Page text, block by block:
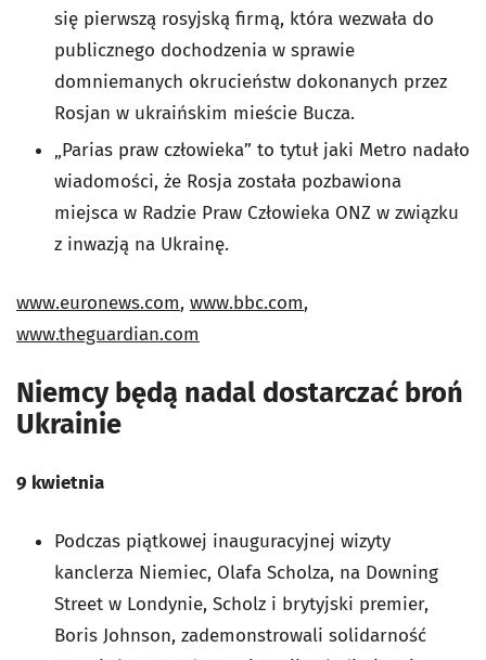
się pierwszą rosyjską firmą, która wezwała do
publicznego dochodzenia w sprawie
domniemanych okrucieństw dokonanych przez
Rosjan w ukraińskim mieście Bucza.
„Parias praw człowieka” to tytuł jaki Metro nadało
wiadomości, że Rosja została pozbawiona
miejsca w Radzie Praw Człowieka ONZ w związku
z inwazją na Ukrainę.
www.euronews.com, www.bbc.com,
www.theguardian.com
Niemcy będą nadal dostarczać broń
Ukrainie
9 kwietnia
Podczas piątkowej inauguracyjnej wizyty
kanclerza Niemiec, Olafa Scholza, na Downing
Street w Londynie, Scholz i brytyjski premier,
Boris Johnson, zademonstrowali solidarność